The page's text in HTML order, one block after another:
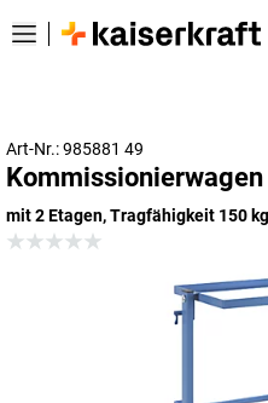
Art-Nr.: 985881 49
mit 2 Etagen, Tragfähigkeit 150 kg